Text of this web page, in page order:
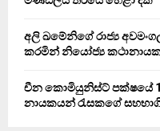
අලි ඛමේනිගේ රාජ්‍ය
කරමින් නියෝජ්‍ය
චීන කොමියුනිස්ට් පක්ෂයේ
නායකයන් රැසකගේ